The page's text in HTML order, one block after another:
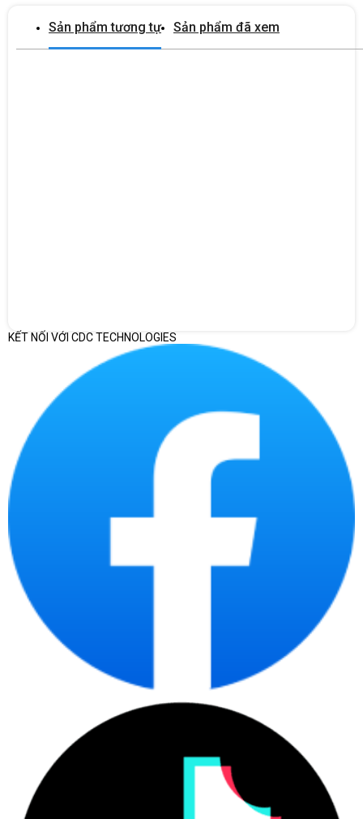
Máy có thiết kế kiểu dáng mini tower, vỏ ngoài tông đen sang
trọng, dễ dàng bố trí ở mọi không gian làm việc hoặc học tập. Dù
nhỏ gọn, máy vẫn được tối ưu tản nhiệt tốt và khả năng nâng cấp
phần cứng linh hoạt.
Hệ điều hành Windows 11 bản quyền
dụng ngay mà không cần cài thêm phần mềm hệ điều hành.
Sản phẩm tương tự Sản phẩm đã xem
KẾT NỐI VỚI CDC TECHNOLOGIES